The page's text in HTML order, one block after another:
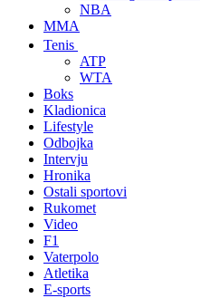
NBA
MMA
Tenis
ATP
WTA
Boks
Kladionica
Lifestyle
Odbojka
Intervju
Hronika
Ostali sportovi
Rukomet
Video
F1
Vaterpolo
Atletika
E-sports